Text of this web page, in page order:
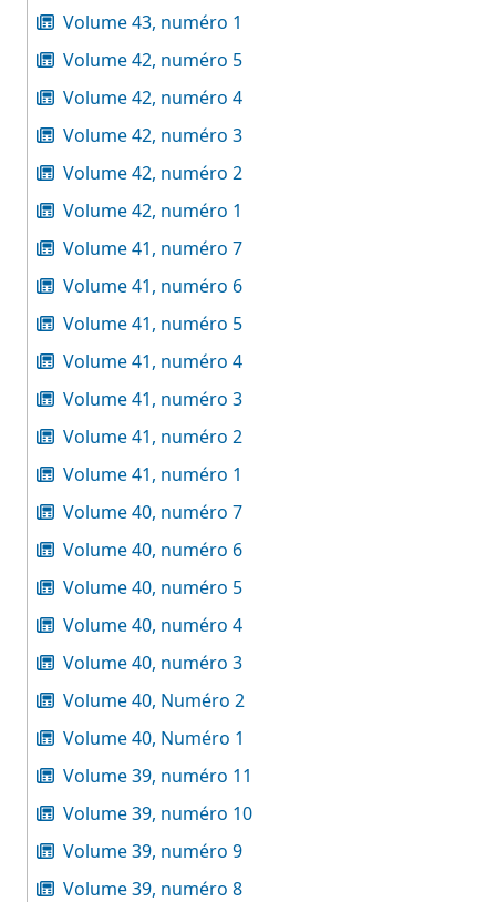
Volume 43, numéro 1
Volume 42, numéro 5
Volume 42, numéro 4
Volume 42, numéro 3
Volume 42, numéro 2
Volume 42, numéro 1
Volume 41, numéro 7
Volume 41, numéro 6
Volume 41, numéro 5
Volume 41, numéro 4
Volume 41, numéro 3
Volume 41, numéro 2
Volume 41, numéro 1
Volume 40, numéro 7
Volume 40, numéro 6
Volume 40, numéro 5
Volume 40, numéro 4
Volume 40, numéro 3
Volume 40, Numéro 2
Volume 40, Numéro 1
Volume 39, numéro 11
Volume 39, numéro 10
Volume 39, numéro 9
Volume 39, numéro 8